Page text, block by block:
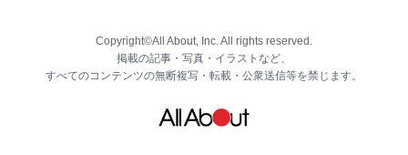
Copyright©All About, Inc. All rights reserved.
掲載の記事・写真・イラストなど、
すべてのコンテンツの無断複写・転載・公衆送信等を禁じます。